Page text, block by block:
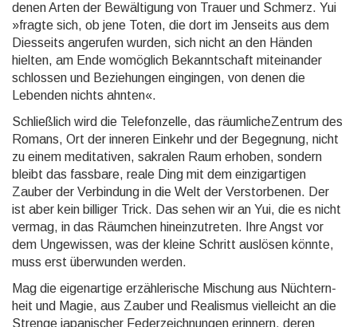
denen Arten der Bewälti­gung von Trauer und Schmerz. Yui
»fragte sich, ob jene Toten, die dort im Jenseits aus dem
Dies­seits ange­rufen wurden, sich nicht an den Händen
hielten, am Ende womög­lich Bekannt­schaft mitein­ander
schlossen und Bezie­hungen ein­gingen, von denen die
Lebenden nichts ahnten«.
Schließlich wird die Telefonzelle, das räumlicheZentrum des
Romans, Ort der inneren Einkehr und der Begegnung, nicht
zu einem medita­tiven, sakralen Raum erhoben, sondern
bleibt das fassbare, reale Ding mit dem einzig­artigen
Zauber der Verbin­dung in die Welt der Verstor­benen. Der
ist aber kein billiger Trick. Das sehen wir an Yui, die es nicht
vermag, in das Räumchen hineinzu­treten. Ihre Angst vor
dem Unge­wissen, was der kleine Schritt auslösen könnte,
muss erst über­wunden werden.
Mag die eigenartige erzählerische Mischung aus Nüchtern­
heit und Magie, aus Zauber und Realismus viel­leicht an die
Strenge japani­scher Feder­zeichnun­gen erinnern, deren